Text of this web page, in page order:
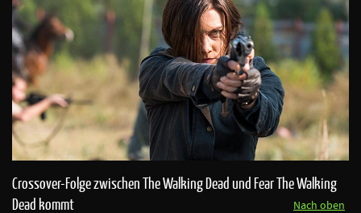
Crossover-Folge zwischen The Walking Dead und Fear The Walking
Dead kommt
Nach oben